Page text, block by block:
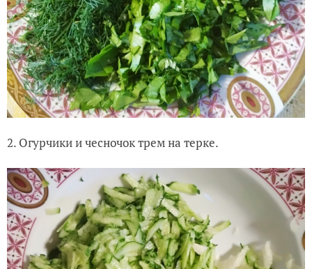
2. Огурчики и чесночок трем на терке.